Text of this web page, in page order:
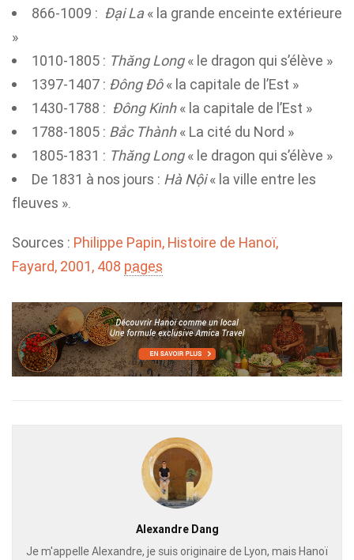
866-1009 : Đại La« la grande enceinte extérieure
»
1010-1805 : Thăng Long« le dragon qui s’élève »
1397-1407 : Đông Đô« la capitale de l’Est »
1430-1788 : Đông Kinh« la capitale de l’Est »
1788-1805 : Bắc Thành« La cité du Nord »
1805-1831 : Thăng Long« le dragon qui s’élève »
De 1831 à nos jours : Hà Nội« la ville entre les
fleuves ».
Sources : Philippe Papin, Histoire de Hanoï,
Fayard, 2001, 408 pages
Alexandre Dang
Je m'appelle Alexandre, je suis originaire de Lyon, mais Hanoï